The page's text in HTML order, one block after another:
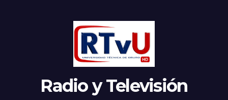
Radio y Televisión